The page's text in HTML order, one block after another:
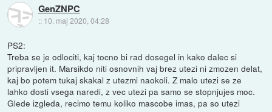
GenZNPC
:: 10. maj 2020, 04:28
PS2:
Treba se je odlociti, kaj tocno bi rad dosegel in kako dalec si
pripravljen it. Marsikdo niti osnovnih vaj brez utezi ni zmozen delat,
kaj bo potem tukaj skakal z utezmi naokoli. Z malo utezi se ze
lahko dosti vsega naredi, z vec utezi pa samo se stopnjujes moc.
Glede izgleda, recimo temu koliko mascobe imas, pa so utezi